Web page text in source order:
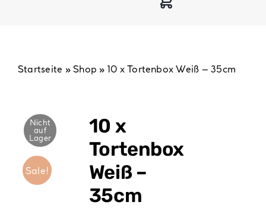
Verpackungen
Partydekoration
Sale %
Startseite »Shop » 10 x Tortenbox Weiß – 35cm
Nicht
auf
Lager
Sale!
10 x
Tortenbox
Weiß –
35cm